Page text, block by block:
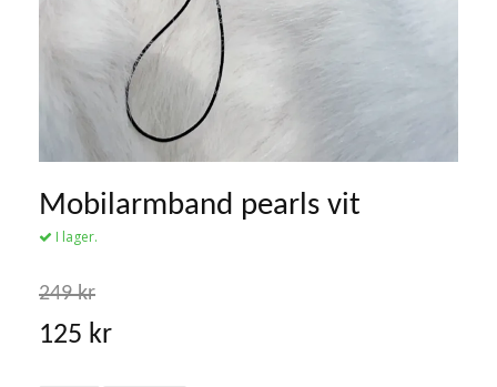
Mobilarmband pearls vit
I lager.
249 kr
125 kr